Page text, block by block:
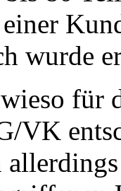
wurde
für
VK